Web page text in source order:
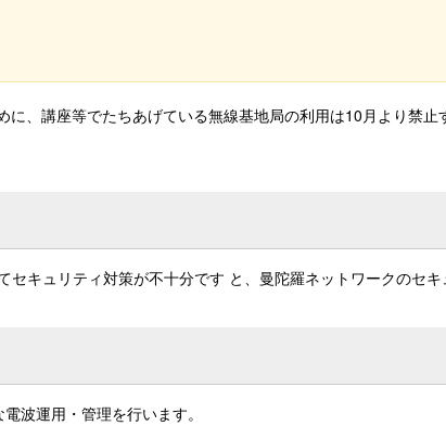
、講座等でたちあげている無線基地局の利用は10月より禁
キュリティ対策が不十分です と、曼陀羅ネットワークのセキ
波運用・管理を行います。